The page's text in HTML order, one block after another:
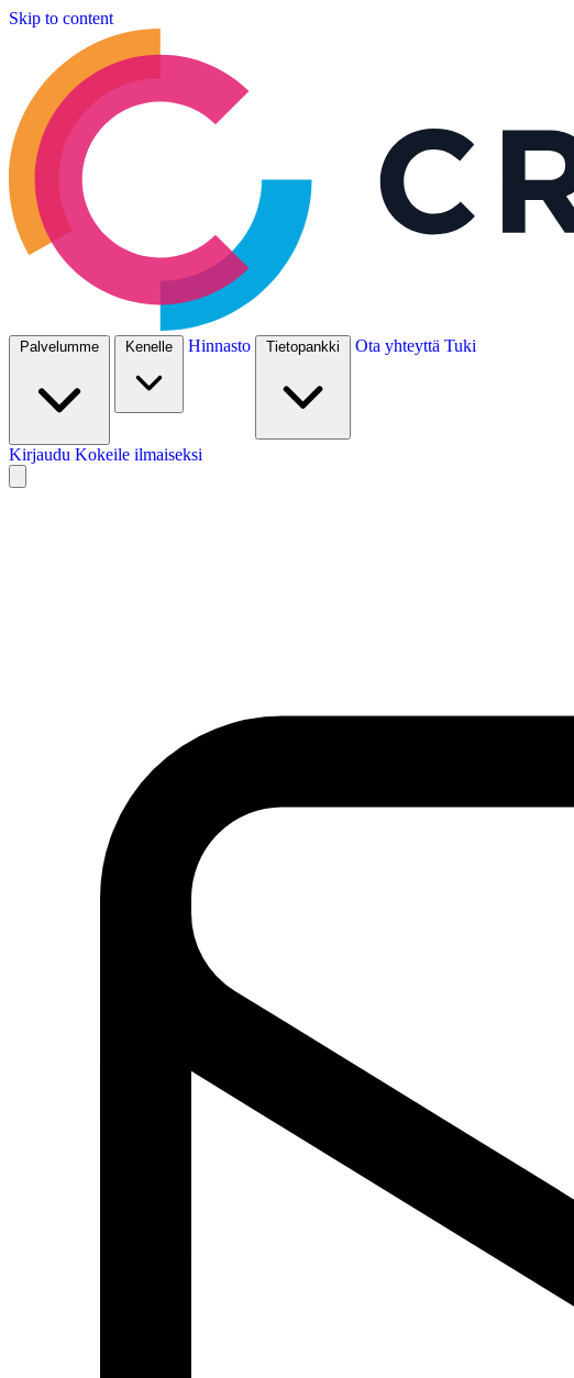
Skip to content
Palvelumme Kenelle Hinnasto Tietopankki Ota yhteyttä Tuki
Kirjaudu Kokeile ilmaiseksi